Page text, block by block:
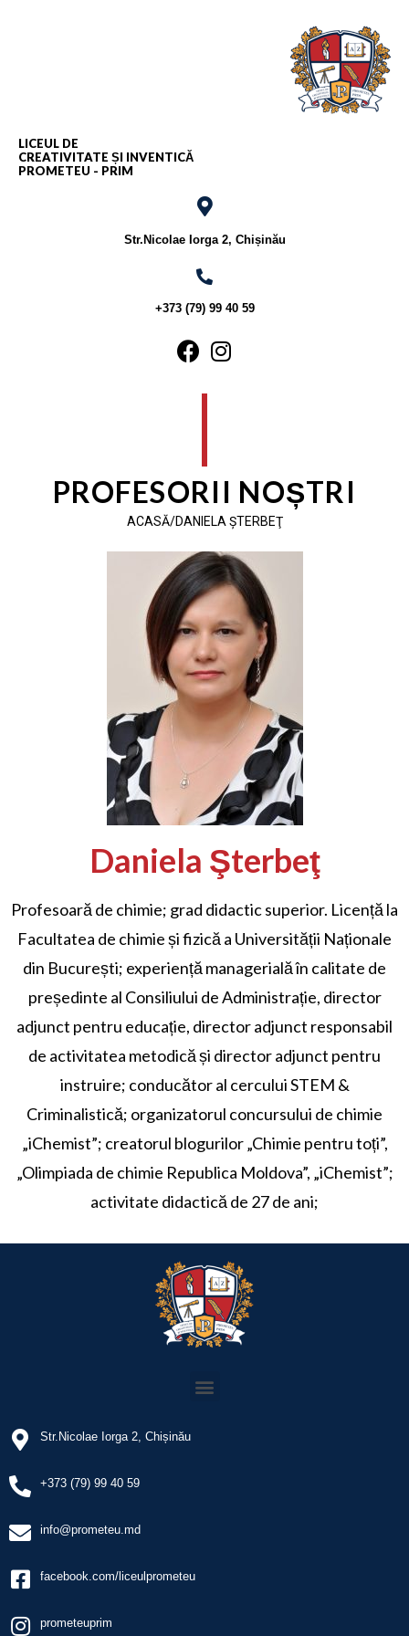
LICEUL DE
CREATIVITATE ȘI INVENTICĂ
PROMETEU - PRIM
Str.Nicolae Iorga 2, Chișinău
+373 (79) 99 40 59
PROFESORII NOȘTRI
ACASĂ/DANIELA ŞTERBEŢ
Daniela Şterbeţ
Profesoară de chimie; grad didactic superior. Licență la
Facultatea de chimie și fizică a Universității Naționale
din București; experiență managerială în calitate de
președinte al Consiliului de Administrație, director
adjunct pentru educație, director adjunct responsabil
de activitatea metodică și director adjunct pentru
instruire; conducător al cercului STEM &
Criminalistică; organizatorul concursului de chimie
„iChemist”; creatorul blogurilor „Chimie pentru toți”,
„Olimpiada de chimie Republica Moldova”, „iChemist”;
activitate didactică de 27 de ani;
Str.Nicolae Iorga 2, Chișinău
+373 (79) 99 40 59
info@prometeu.md
facebook.com/liceulprometeu
prometeuprim